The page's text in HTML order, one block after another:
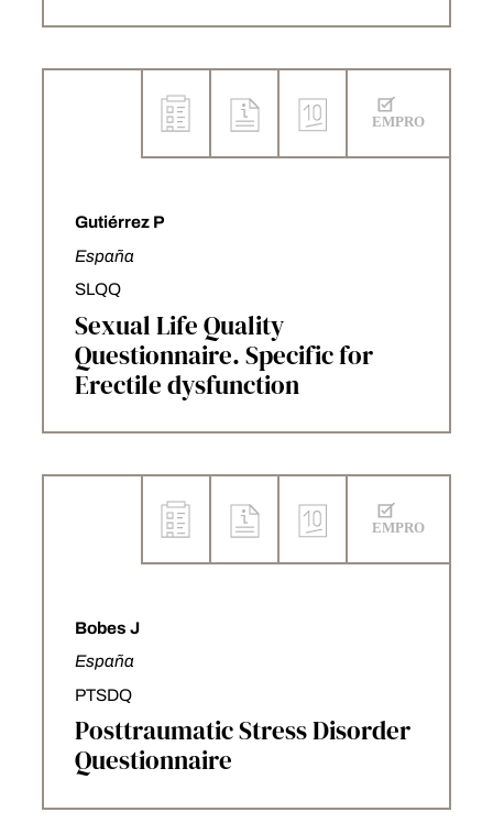
Gutiérrez P
España
SLQQ
Sexual Life Quality
Questionnaire. Specific for
Erectile dysfunction
Bobes J
España
PTSDQ
Posttraumatic Stress Disorder
Questionnaire